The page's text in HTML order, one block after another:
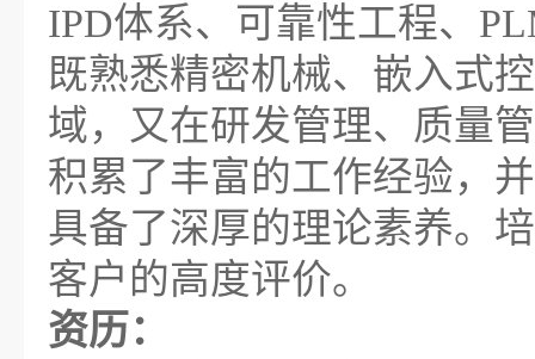
IPD体系、可靠性工程、
既熟悉精密机械、嵌入式
域，又在研发管理、质量
积累了丰富的工作经验，
具备了深厚的理论素养。
客户的高度评价。
资历：